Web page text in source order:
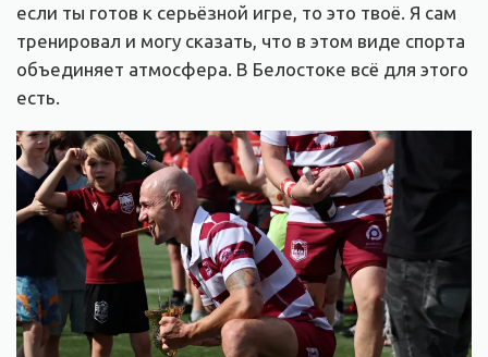
если ты готов к серьёзной игре, то это твоё. Я сам
тренировал и могу сказать, что в этом виде спорта
объединяет атмосфера. В Белостоке всё для этого
есть.